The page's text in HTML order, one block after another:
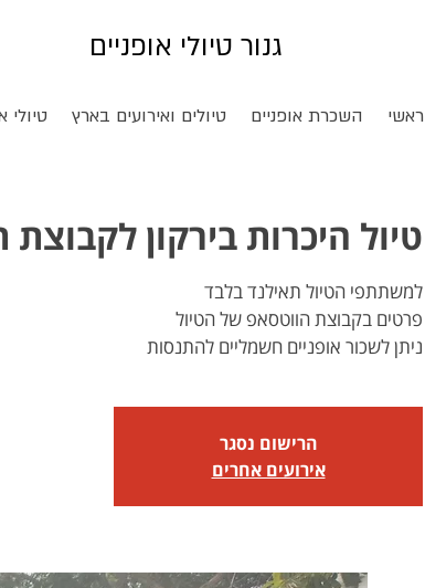
גנור טיולי אופניים
ראשי השכרת אופניים טיולים ואירועים בארץ טיולי
טיול היכרות בירקון לקבוצת
ניתן לשכור אופניים חשמליים להתנסות
הרישום נסגר
אירועים אחרים